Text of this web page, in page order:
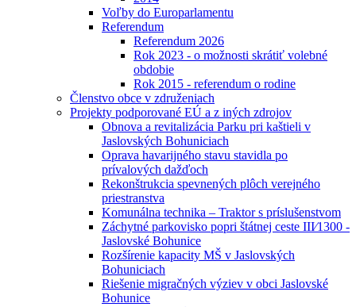
Voľby do Europarlamentu
Referendum
Referendum 2026
Rok 2023 - o možnosti skrátiť volebné
obdobie
Rok 2015 - referendum o rodine
Členstvo obce v združeniach
Projekty podporované EÚ a z iných zdrojov
Obnova a revitalizácia Parku pri kaštieli v
Jaslovských Bohuniciach
Oprava havarijného stavu stavidla po
prívalových dažďoch
Rekonštrukcia spevnených plôch verejného
priestranstva
Komunálna technika – Traktor s príslušenstvom
Záchytné parkovisko popri štátnej ceste III⁄1300 -
Jaslovské Bohunice
Rozšírenie kapacity MŠ v Jaslovských
Bohuniciach
Riešenie migračných výziev v obci Jaslovské
Bohunice